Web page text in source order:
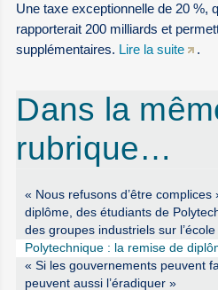
Une taxe exceptionnelle de 20 %,
rapporterait 200 milliards et
supplémentaires. Lire la suite .
Dans la
rubrique…
« Nous refusons d’être
diplôme, des étudiants de
des groupes industriels sur l’école
Polytechnique : la remise de
« Si les gouvernements peuvent
peuvent aussi l’éradiquer »